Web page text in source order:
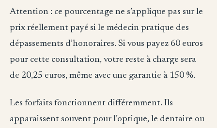
Attention : ce pourcentage ne s’applique pas sur le
prix réellement payé si le médecin pratique des
dépassements d’honoraires. Si vous payez 60 euros
pour cette consultation, votre reste à charge sera
de 20,25 euros, même avec une garantie à 150 %.
Les forfaits fonctionnent différemment. Ils
apparaissent souvent pour l’optique, le dentaire ou